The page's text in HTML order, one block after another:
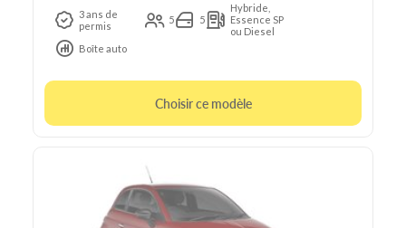
3 ans de
permis
5 5
Hybride,
Essence SP
ou Diesel
Boîte auto
Choisir ce modèle